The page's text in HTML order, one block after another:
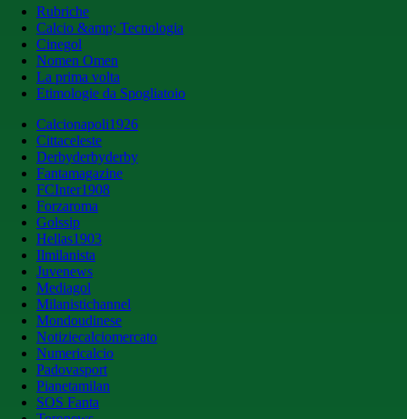
Rubriche
Calcio &amp; Tecnologia
Cinegol
Nomen Omen
La prima volta
Etimologie da Spogliatoio
Calcionapoli1926
Cittaceleste
Derbyderbyderby
Fantamagazine
FCInter1908
Forzaroma
Golssip
Hellas1903
Ilmilanista
Juvenews
Mediagol
Milanistichannel
Mondoudinese
Notiziecalciomercato
Numericalcio
Padovasport
Pianetamilan
SOS Fanta